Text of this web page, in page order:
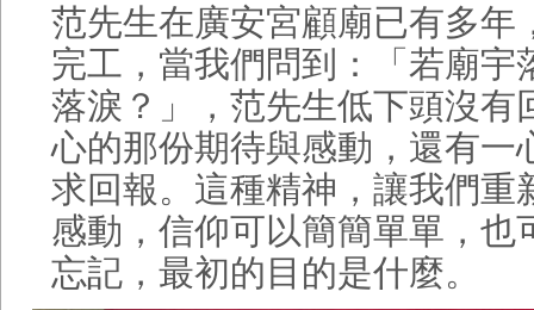
范先生在廣安宮顧廟已有多年
完工，當我們問到：「若廟宇
落淚？」，范先生低下頭沒有
心的那份期待與感動，還有一
求回報。這種精神，讓我們重
感動，信仰可以簡簡單單，也
忘記，最初的目的是什麼。